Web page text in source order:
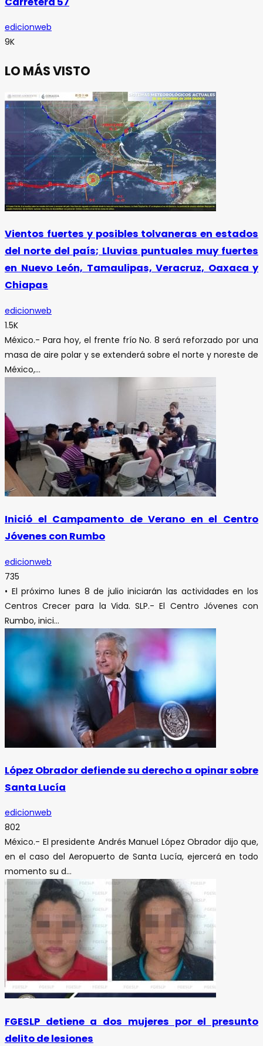
edicionweb
9K
LO MÁS VISTO
Vientos fuertes y posibles tolvaneras en estados
del norte del país; Lluvias puntuales muy fuertes
en Nuevo León, Tamaulipas, Veracruz, Oaxaca y
Chiapas
edicionweb
1.5K
México.- Para hoy, el frente frío No. 8 será reforzado por una
masa de aire polar y se extenderá sobre el norte y noreste de
México,...
Inició el Campamento de Verano en el Centro
Jóvenes con Rumbo
edicionweb
735
• El próximo lunes 8 de julio iniciarán las actividades en los
Centros Crecer para la Vida. SLP.- El Centro Jóvenes con
Rumbo, inici...
López Obrador defiende su derecho a opinar sobre
Santa Lucía
edicionweb
802
México.- El presidente Andrés Manuel López Obrador dijo que,
en el caso del Aeropuerto de Santa Lucía, ejercerá en todo
momento su d...
FGESLP detiene a dos mujeres por el presunto
delito de lesiones